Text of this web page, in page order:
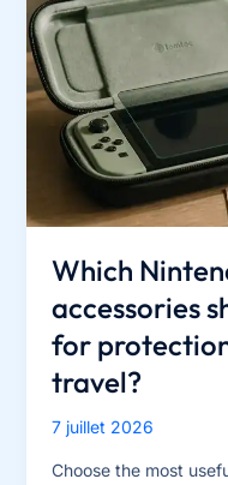
Which
accessories
for
travel?
7 juillet 2026
Choose the most